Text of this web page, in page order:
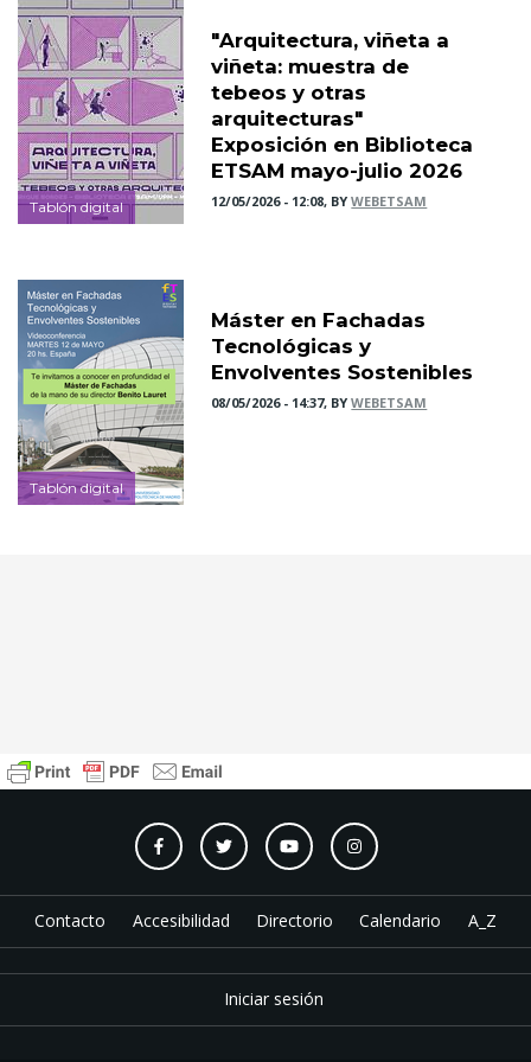
Tablón digital
"Arquitectura, viñeta a
viñeta: muestra de
tebeos y otras
arquitecturas"
Exposición en Biblioteca
ETSAM mayo-julio 2026
12/05/2026 - 12:08, BYWEBETSAM
Tablón digital
Máster en Fachadas
Tecnológicas y
Envolventes Sostenibles
08/05/2026 - 14:37, BYWEBETSAM
Contacto Accesibilidad Directorio Calendario A_Z
Iniciar sesión